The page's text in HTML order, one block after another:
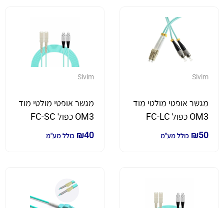
Sivim
מגשר אופטי מולטי מוד
OM3 כפול FC-LC
באורך 3 מטר
₪50 כולל מע"מ
Sivim
מגשר אופטי מולטי מוד
OM3 כפול FC-SC
באורך 2 מטר
₪40 כולל מע"מ